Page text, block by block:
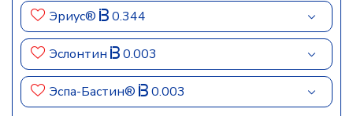
Эриус® 0.344
Эслонтин 0.003
Эспа-Бастин® 0.003